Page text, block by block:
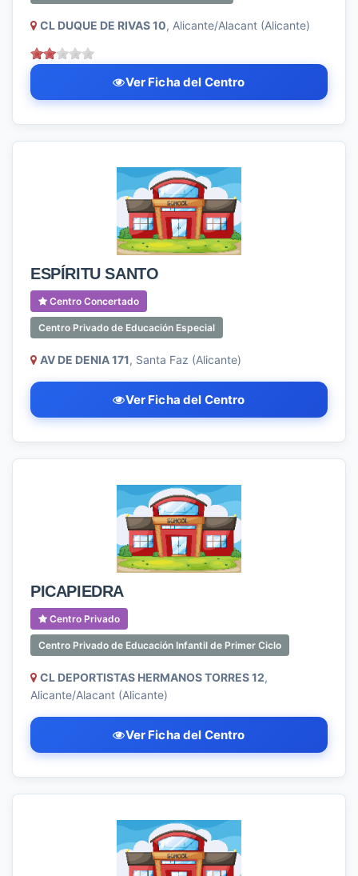
CL DUQUE DE RIVAS 10, Alicante/Alacant (Alicante)
Ver Ficha del Centro
ESPÍRITU SANTO
Centro Concertado
Centro Privado de Educación Especial
AV DE DENIA 171, Santa Faz (Alicante)
Ver Ficha del Centro
PICAPIEDRA
Centro Privado
Centro Privado de Educación Infantil de Primer Ciclo
CL DEPORTISTAS HERMANOS TORRES 12,
Alicante/Alacant (Alicante)
Ver Ficha del Centro